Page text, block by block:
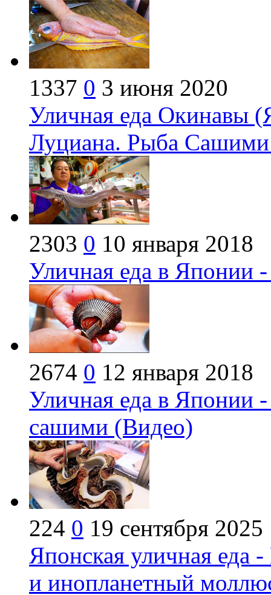
1337 0 3 июня 2020
Уличная еда Окинавы
Луциана. Рыба
2303 0 10 января 2018
Уличная еда в Японии
2674 0 12 января 2018
Уличная еда в Японии
сашими (Видео)
224 0 19 сентября 2025
Японская уличная еда
и инопланетный